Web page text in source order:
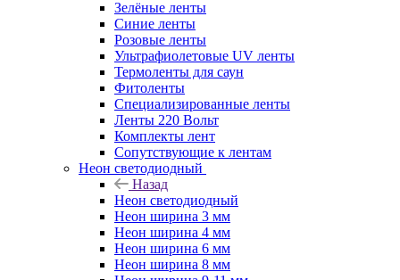
Зелёные ленты
Синие ленты
Розовые ленты
Ультрафиолетовые UV ленты
Термоленты для саун
Фитоленты
Специализированные ленты
Ленты 220 Вольт
Комплекты лент
Сопутствующие к лентам
Неон светодиодный
Назад
Неон светодиодный
Неон ширина 3 мм
Неон ширина 4 мм
Неон ширина 6 мм
Неон ширина 8 мм